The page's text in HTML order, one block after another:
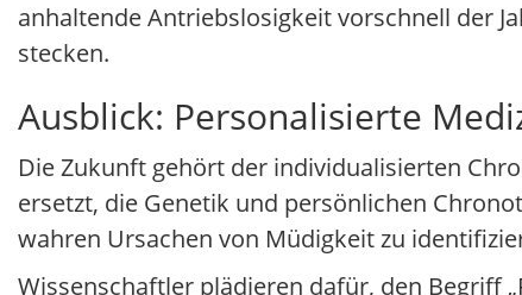
anhaltende Antriebslosigkeit vorschnell der
stecken.
Ausblick: Personalisierte
Die Zukunft gehört der individualisierten
ersetzt, die Genetik und persönlichen
wahren Ursachen von Müdigkeit zu
Wissenschaftler plädieren dafür, den Begriff